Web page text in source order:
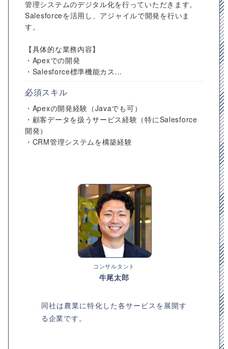
管理システムのデジタル化を行っていただきます。
Salesforceを活用し、アジャイルで開発を行いま
す。
【具体的な業務内容】
・Apexでの開発
・Salesforce標準機能カス...
必須スキル
・Apexの開発経験（Javaでも可）
・顧客データを扱うサービス経験（特にSalesforce
開発）
・CRM管理システムを構築経験
コンサルタント
牛尾太郎
同社は農業に特化した各サービスを展開す
る企業です。